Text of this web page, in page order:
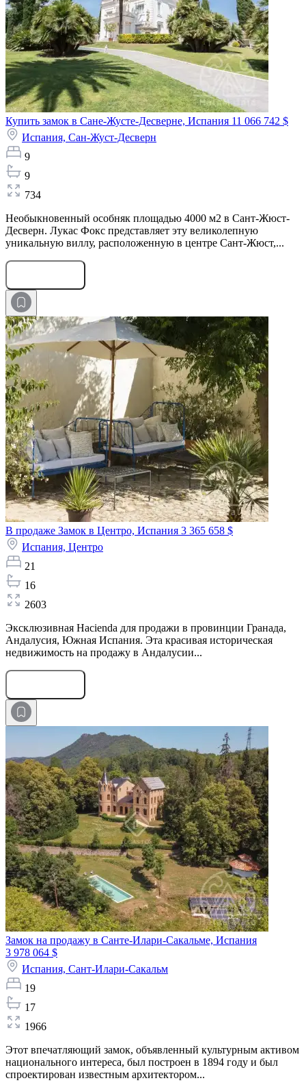
Купить замок в Сане-Жусте-Десверне, Испания 11 066 742 $
Испания, Сан-Жуст-Десверн
9
9
734
Необыкновенный особняк площадью 4000 м2 в Сант-Жюст-
Десверн. Лукас Фокс представляет эту великолепную
уникальную виллу, расположенную в центре Сант-Жюст,...
В продаже Замок в Центро, Испания 3 365 658 $
Испания, Центро
21
16
2603
Эксклюзивная Hacienda для продажи в провинции Гранада,
Андалусия, Южная Испания. Эта красивая историческая
недвижимость на продажу в Андалусии...
Замок на продажу в Санте-Илари-Сакальме, Испания
3 978 064 $
Испания, Сант-Илари-Сакальм
19
17
1966
Этот впечатляющий замок, объявленный культурным активом
национального интереса, был построен в 1894 году и был
спроектирован известным архитектором...